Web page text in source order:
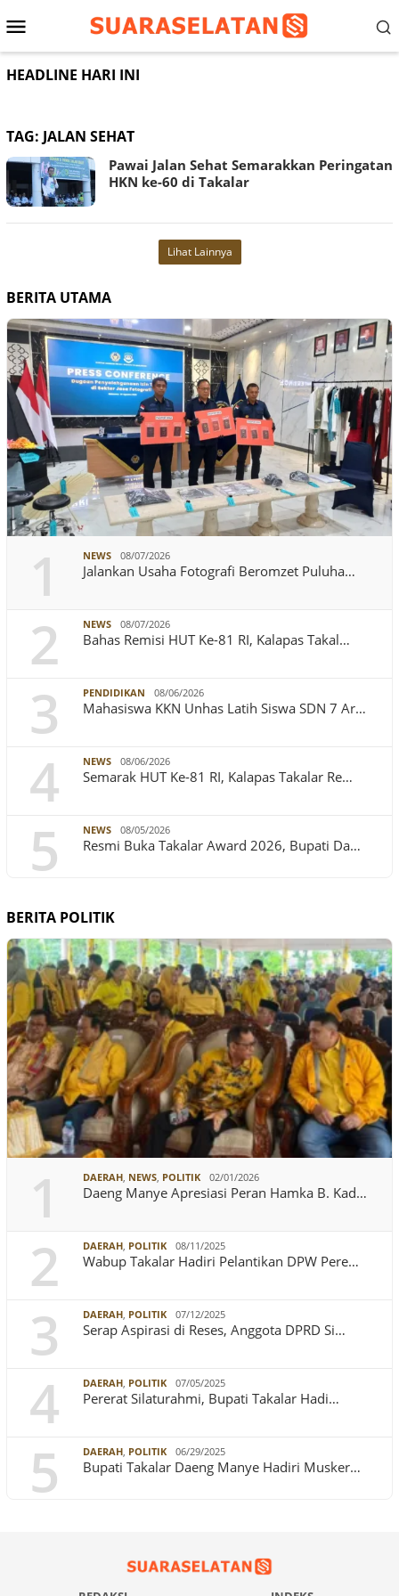
ke
Menu
Mobile
HEADLINE HARI INI
TAG: JALAN SEHAT
Pawai Jalan Sehat Semarakkan Peringatan
HKN ke-60 di Takalar
Lihat Lainnya
BERITA UTAMA
1 NEWS 08/07/2026
Jalankan Usaha Fotografi Beromzet Puluha…
2 NEWS 08/07/2026
Bahas Remisi HUT Ke-81 RI, Kalapas Takal…
3 PENDIDIKAN 08/06/2026
Mahasiswa KKN Unhas Latih Siswa SDN 7 Ar…
4 NEWS 08/06/2026
Semarak HUT Ke-81 RI, Kalapas Takalar Re…
5 NEWS 08/05/2026
Resmi Buka Takalar Award 2026, Bupati Da…
BERITA POLITIK
1 DAERAH, NEWS, POLITIK 02/01/2026
Daeng Manye Apresiasi Peran Hamka B. Kad…
2 DAERAH, POLITIK 08/11/2025
Wabup Takalar Hadiri Pelantikan DPW Pere…
3 DAERAH, POLITIK 07/12/2025
Serap Aspirasi di Reses, Anggota DPRD Si…
4 DAERAH, POLITIK 07/05/2025
Pererat Silaturahmi, Bupati Takalar Hadi…
5 DAERAH, POLITIK 06/29/2025
Bupati Takalar Daeng Manye Hadiri Musker…